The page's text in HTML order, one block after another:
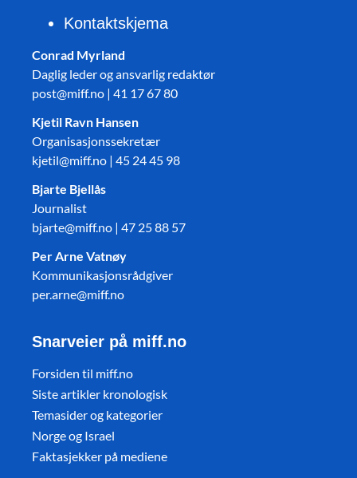
Kontaktskjema
Conrad Myrland
Daglig leder og ansvarlig redaktør
post@miff.no | 41 17 67 80
Kjetil Ravn Hansen
Organisasjonssekretær
kjetil@miff.no | 45 24 45 98
Bjarte Bjellås
Journalist
bjarte@miff.no | 47 25 88 57
Per Arne Vatnøy
Kommunikasjonsrådgiver
per.arne@miff.no
Snarveier på miff.no
Forsiden til miff.no
Siste artikler kronologisk
Temasider og kategorier
Norge og Israel
Faktasjekker på mediene